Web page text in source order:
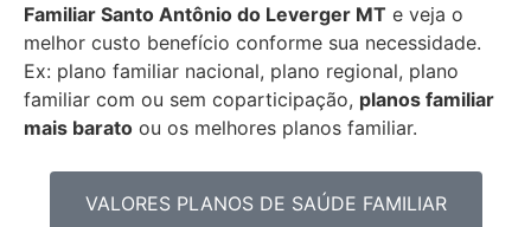
Familiar Santo Antônio do Leverger MT e veja o
melhor custo benefício conforme sua necessidade.
Ex: plano familiar nacional, plano regional, plano
familiar com ou sem coparticipação, planos familiar
mais barato ou os melhores planos familiar.
VALORES PLANOS DE SAÚDE FAMILIAR